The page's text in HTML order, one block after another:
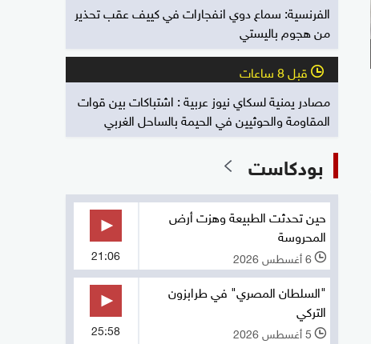
الفرنسية: سماع دوي انفجارات في كييف عقب تحذير
من هجوم باليستي
l قبل 8 ساعات
مصادر يمنية لسكاي نيوز عربية : اشتباكات بين قوات
المقاومة والحوثيين في الحيمة بالساحل الغربي
بودكاست
حين تحدثت الطبيعة وهزت أرض
المحروسة
l 6 أغسطس 2026 21:06
"السلطان المصري" في طرابزون
التركي
l 5 أغسطس 2026 25:58